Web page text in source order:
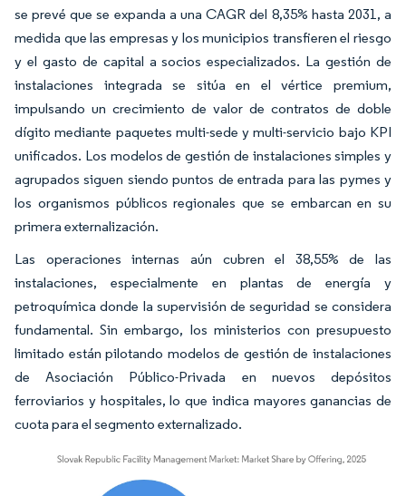
se prevé que se expanda a una CAGR del 8,35% hasta 2031, a
medida que las empresas y los municipios transfieren el riesgo
y el gasto de capital a socios especializados. La gestión de
instalaciones integrada se sitúa en el vértice premium,
impulsando un crecimiento de valor de contratos de doble
dígito mediante paquetes multi-sede y multi-servicio bajo KPI
unificados. Los modelos de gestión de instalaciones simples y
agrupados siguen siendo puntos de entrada para las pymes y
los organismos públicos regionales que se embarcan en su
primera externalización.
Las operaciones internas aún cubren el 38,55% de las
instalaciones, especialmente en plantas de energía y
petroquímica donde la supervisión de seguridad se considera
fundamental. Sin embargo, los ministerios con presupuesto
limitado están pilotando modelos de gestión de instalaciones
de Asociación Público-Privada en nuevos depósitos
ferroviarios y hospitales, lo que indica mayores ganancias de
cuota para el segmento externalizado.